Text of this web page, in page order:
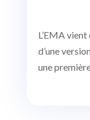
L’EMA
d’une
une